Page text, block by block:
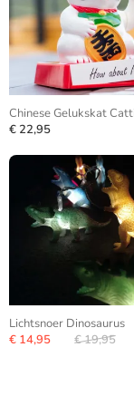
Chinese Gelukskat
€ 22,95
Lichtsnoer Dinosaurus
€ 14,95
€ 19,95